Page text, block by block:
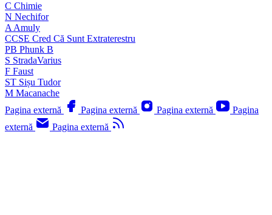
C Chimie
N Nechifor
A Amuly
CCSE Cred Că Sunt Extraterestru
PB Phunk B
S StradaVarius
F Faust
ST Sișu Tudor
M Macanache
Pagina externă
Pagina externă Pagina externă
Pagina
externă
Pagina externă